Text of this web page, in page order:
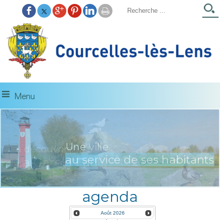
Menu
à découvrir...
La Gare d'Eau
Une ville
au service de ses habitants
agenda
Août 2026